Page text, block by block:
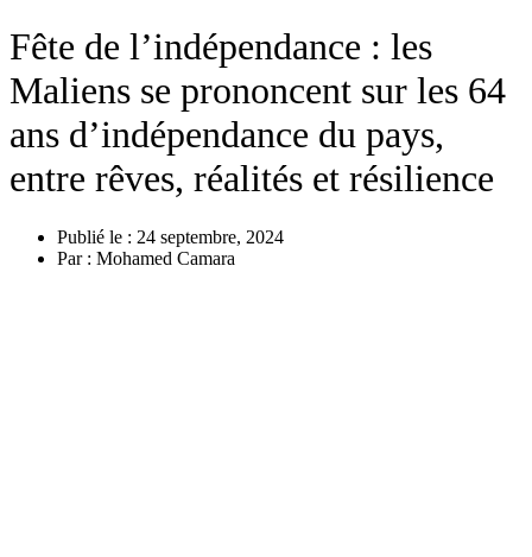
Fête de l’indépendance : les
Maliens se prononcent sur les 64
ans d’indépendance du pays,
entre rêves, réalités et résilience
Publié le : 24 septembre, 2024
Par : Mohamed Camara